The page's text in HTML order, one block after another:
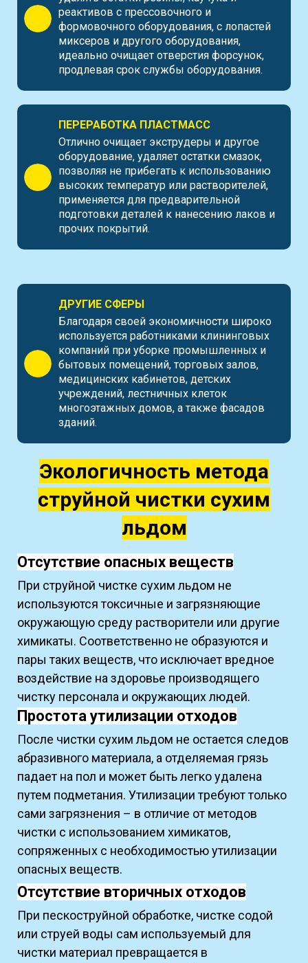
реактивов с прессовочного и
формовочного оборудования, с лопастей
миксеров и другого оборудования,
идеально очищает отверстия форсунок,
продлевая срок службы оборудования.
ПЕРЕРАБОТКА ПЛАСТМАСС
Отлично очищает экструдеры и другое
оборудование, удаляет остатки смазок,
позволяя не прибегать к использованию
высоких температур или растворителей,
применяется для предварительной
подготовки деталей к нанесению лаков и
прочих покрытий.
ДРУГИЕ СФЕРЫ
Благодаря своей экономичности широко
используется работниками клининговых
компаний при уборке промышленных и
бытовых помещений, торговых залов,
медицинских кабинетов, детских
учреждений, лестничных клеток
многоэтажных домов, а также фасадов
зданий.
Экологичность метода
струйной чистки сухим
льдом
Отсутствие опасных веществ
При струйной чистке сухим льдом не
используются токсичные и загрязняющие
окружающую среду растворители или другие
химикаты. Соответственно не образуются и
пары таких веществ, что исключает вредное
воздействие на здоровье производящего
чистку персонала и окружающих людей.
Простота утилизации отходов
После чистки сухим льдом не остается следов
абразивного материала, а отделяемая грязь
падает на пол и может быть легко удалена
путем подметания. Утилизации требуют только
сами загрязнения – в отличие от методов
чистки с использованием химикатов,
сопряженных с необходимостью утилизации
опасных веществ.
Отсутствие вторичных отходов
При пескоструйной обработке, чистке содой
или струей воды сам используемый для
чистки материал превращается в